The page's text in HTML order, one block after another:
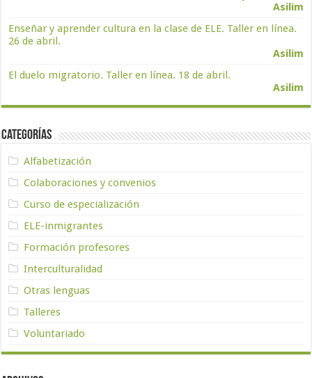
Asilim
Enseñar y aprender cultura en la clase de ELE. Taller en línea.
26 de abril.
Asilim
El duelo migratorio. Taller en línea. 18 de abril.
Asilim
Categorías
Alfabetización
Colaboraciones y convenios
Curso de especialización
ELE-inmigrantes
Formación profesores
Interculturalidad
Otras lenguas
Talleres
Voluntariado